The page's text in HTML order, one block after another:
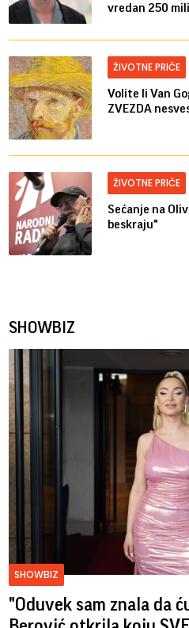
vredan 250
ŽIVOTNE PRIČE
Volite li Van
ZVEZDA
ŽIVOTNE PRIČE
Sećanje na
beskraju"
SHOWBIZ
SHOWBIZ
"Oduvek sam znala da